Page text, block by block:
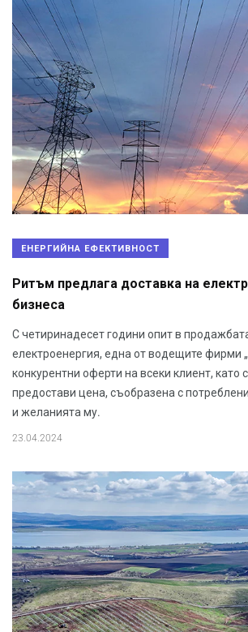
ЕНЕРГИЙНА ЕФЕКТИВНОСТ
Ритъм предлага доставка на
бизнеса
С четиринадесет години опит в
електроенергия, една от водещите фирми
конкурентни оферти на всеки клиент, като
предостави цена, съобразена с
и желанията му.
23.04.2024